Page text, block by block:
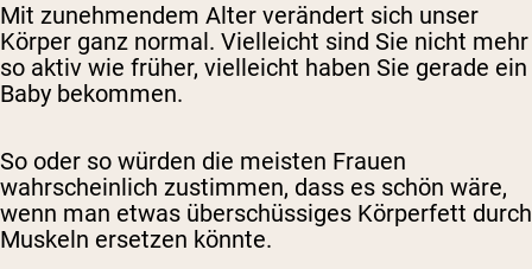
Mit zunehmendem Alter verändert sich unser
Körper ganz normal. Vielleicht sind Sie nicht mehr
so ​​aktiv wie früher, vielleicht haben Sie gerade ein
Baby bekommen.
So oder so würden die meisten Frauen
wahrscheinlich zustimmen, dass es schön wäre,
wenn man etwas überschüssiges Körperfett durch
Muskeln ersetzen könnte.